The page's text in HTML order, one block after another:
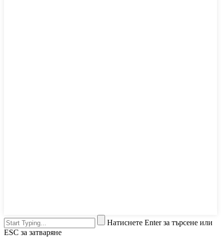
Натиснете Enter за търсене или
ESC за затваряне